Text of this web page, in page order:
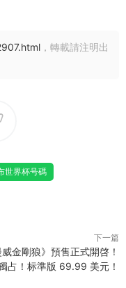
，轉載請注明出
世界杯号碼
下一篇
威金剛狼》預售正式開啓！
占！标準版 69.99 美元！